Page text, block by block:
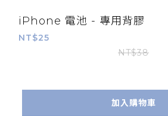
iPhone 電池 - 專用背膠
NT$25
NT$38
加入購物車